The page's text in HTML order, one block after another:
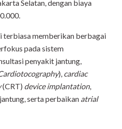
Selatan, dengan biaya
terbiasa memberikan berbagai
pada sistem
penyakit jantung,
), cardiac
(CRT) device implantation,
serta perbaikan atrial